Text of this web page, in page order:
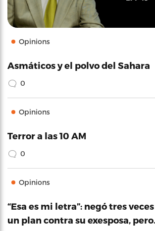
Opinions
Asmáticos y el polvo del Sahara
0
Opinions
Terror a las 10 AM
0
Opinions
“Esa es mi letra”: negó tres
un plan contra su exesposa,